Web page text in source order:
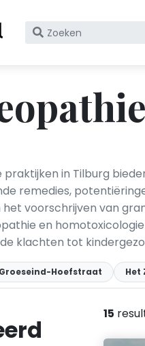
Zoek
KvK
nummer
in Tilburg
remedies,
voorschrijven van
en
klachten tot
Groeseind-Hoefstraat Het
15